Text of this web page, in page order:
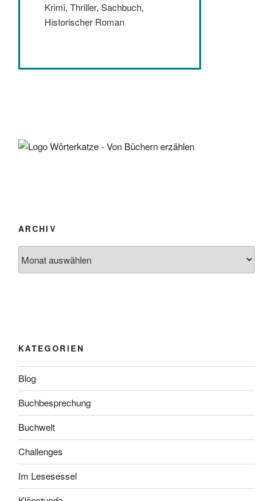
Krimi, Thriller, Sachbuch,
Historischer Roman
ARCHIV
KATEGORIEN
Blog
Buchbesprechung
Buchwelt
Challenges
Im Lesesessel